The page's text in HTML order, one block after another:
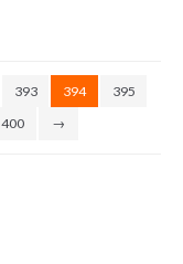
393 394
395
400 →